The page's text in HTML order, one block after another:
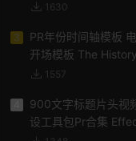
1630
3
PR年份时间轴模板
开场模板 The
1557
900文字标题片头视
设工具包Pr合集